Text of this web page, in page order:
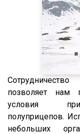
544018-1320-
5440А5-370-031
XS International
LVFS3F
CFS
позволяет нам
условия
полуприцепов.
небольших